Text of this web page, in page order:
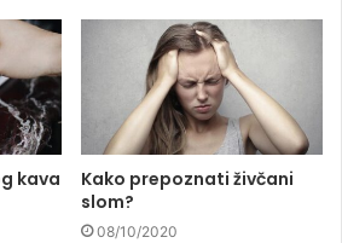
kava
Kako prepoznati živčani
slom?
08/10/2020